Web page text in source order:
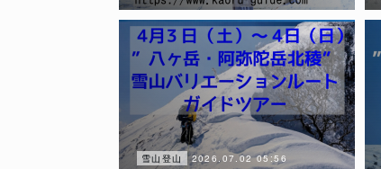
雪山登山 2026.07.02 05:56